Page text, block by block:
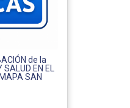
de la
EN EL
SAN